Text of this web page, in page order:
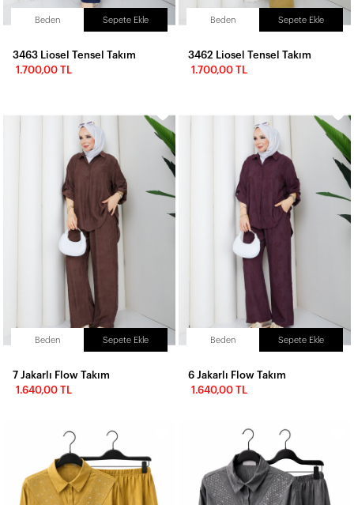
Beden Sepete Ekle
3463 Liosel Tensel Takım
1.700,00 TL
Beden Sepete Ekle
3462 Liosel Tensel Takım
1.700,00 TL
Beden Sepete Ekle
7 Jakarlı Flow Takım
1.640,00 TL
Beden Sepete Ekle
6 Jakarlı Flow Takım
1.640,00 TL